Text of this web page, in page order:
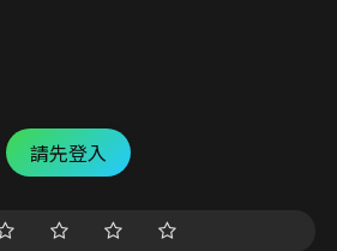
請先登入